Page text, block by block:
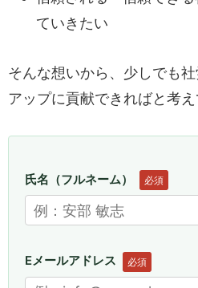
ていきたい
そんな想いから、少しでも
アップに貢献できればと考え
氏名（フルネーム） 必須
Eメールアドレス 必須